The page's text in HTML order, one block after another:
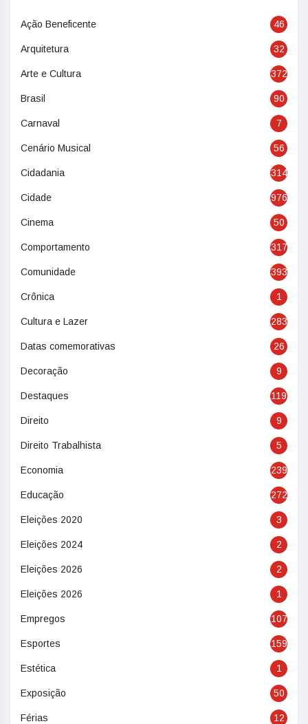
Ação Beneficente 46
Arquitetura 32
Arte e Cultura 372
Brasil 90
Carnaval 7
Cenário Musical 56
Cidadania 314
Cidade 976
Cinema 50
Comportamento 317
Comunidade 393
Crônica 1
Cultura e Lazer 283
Datas comemorativas 26
Decoração 9
Destaques 119
Direito 9
Direito Trabalhista 5
Economia 239
Educação 272
Eleições 2020 3
Eleições 2024 2
Eleições 2026 2
Eleições 2026 1
Empregos 107
Esportes 159
Estética 1
Exposição 50
Férias 12